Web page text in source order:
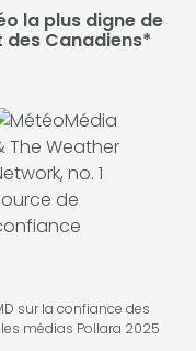
la plus digne de
Canadiens*
sur la confiance des
médias Pollara 2025